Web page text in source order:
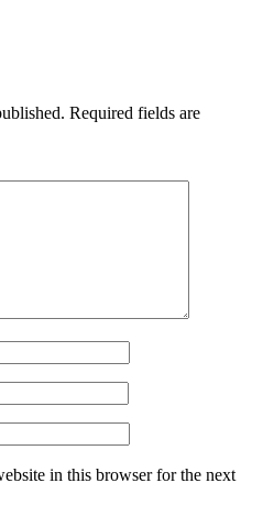
Required fields are
in this browser for the next